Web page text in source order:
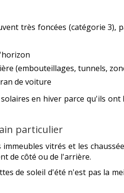
très foncées (catégorie
(embouteillages, tunnels,
de voiture
en hiver parce qu'ils
particulier
vitrés et les
de côté ou de l'arrière.
de soleil d'été n'est pas la